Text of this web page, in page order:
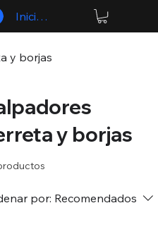
Iniciar sesión
y borjas
y borjas
por: Recomendados